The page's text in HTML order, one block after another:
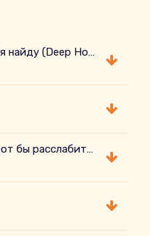
И любовь и сон я тебя найду (Deep House Remix)
Вот бы не париться вот бы расслабиться отменить дела